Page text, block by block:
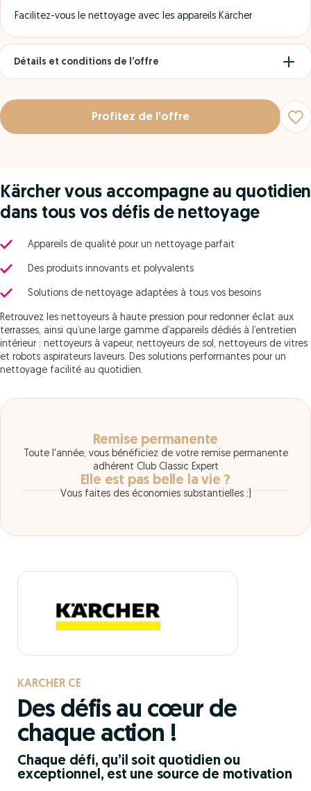
Kärcher vous accompagne au quotidien
dans tous vos défis de nettoyage
Appareils de qualité pour un nettoyage parfait
Des produits innovants et polyvalents
Solutions de nettoyage adaptées à tous vos besoins
Retrouvez les nettoyeurs à haute pression pour redonner éclat aux
terrasses, ainsi qu’une large gamme d’appareils dédiés à l’entretien
intérieur : nettoyeurs à vapeur, nettoyeurs de sol, nettoyeurs de vitres
et robots aspirateurs laveurs. Des solutions performantes pour un
nettoyage facilité au quotidien.
Facilitez-vous le nettoyage avec les appareils Kärcher
Détails et conditions de l’offre
Profitez de l’offre
Remise permanente
Toute l'année, vous bénéficiez de votre remise permanente
adhérent Club Classic Expert
Elle est pas belle la vie ?
Vous faites des économies substantielles :)
KARCHER CE
Des défis au cœur de
chaque action !
Chaque défi, qu’il soit quotidien ou
exceptionnel, est une source de motivation